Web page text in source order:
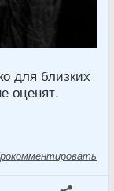
для близких
оценят.